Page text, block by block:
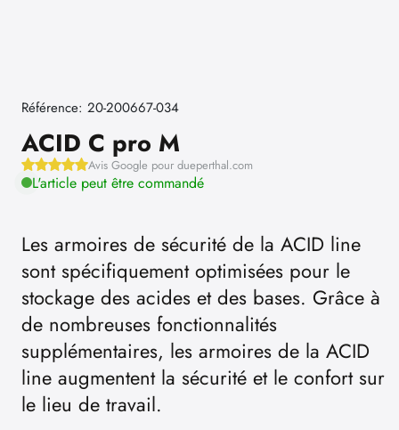
Référence: 20-200667-034
ACID C pro M
Avis Google pour dueperthal.com
L'article peut être commandé
Les armoires de sécurité de la ACID line
sont spécifiquement optimisées pour le
stockage des acides et des bases. Grâce à
de nombreuses fonctionnalités
supplémentaires, les armoires de la ACID
line augmentent la sécurité et le confort sur
le lieu de travail.